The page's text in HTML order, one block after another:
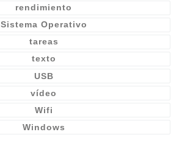
rendimiento
Sistema Operativo
tareas
texto
USB
vídeo
Wifi
Windows